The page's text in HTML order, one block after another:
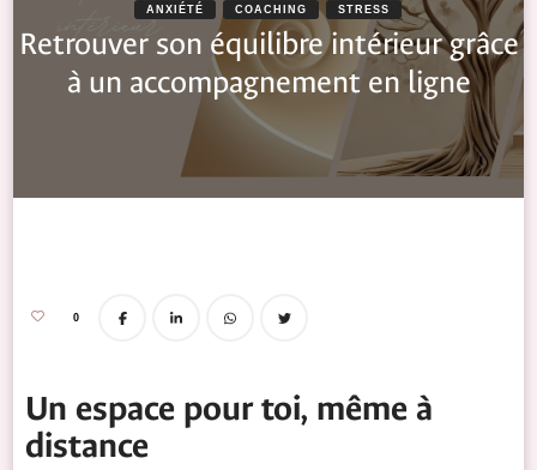
ANXIÉTÉ COACHING STRESS
Retrouver son équilibre intérieur grâce
à un accompagnement en ligne
0
Un espace pour toi, même à
distance